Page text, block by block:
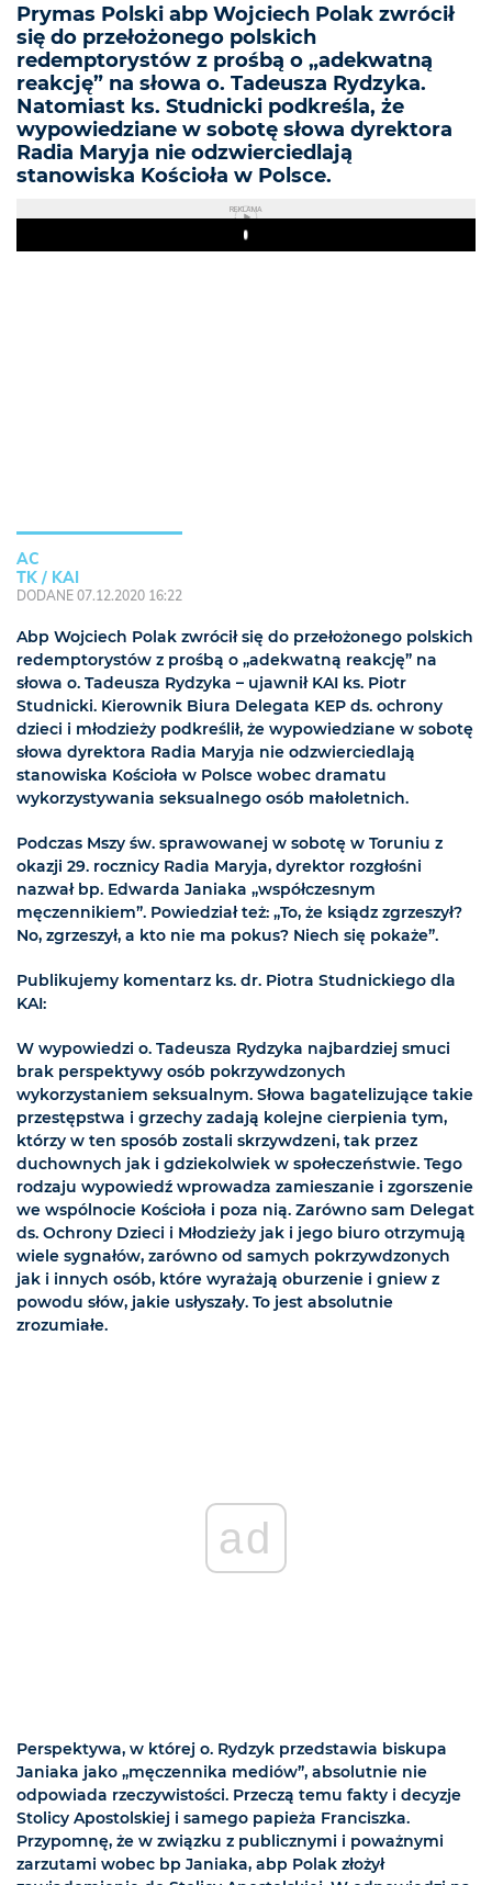
Prymas Polski abp Wojciech Polak zwrócił
się do przełożonego polskich
redemptorystów z prośbą o „adekwatną
reakcję” na słowa o. Tadeusza Rydzyka.
Natomiast ks. Studnicki podkreśla, że
wypowiedziane w sobotę słowa dyrektora
Radia Maryja nie odzwierciedlają
stanowiska Kościoła w Polsce.
REKLAMA
Play
AC
TK / KAI
DODANE 07.12.2020 16:22
Abp Wojciech Polak zwrócił się do przełożonego polskich
redemptorystów z prośbą o „adekwatną reakcję” na
słowa o. Tadeusza Rydzyka – ujawnił KAI ks. Piotr
Studnicki. Kierownik Biura Delegata KEP ds. ochrony
dzieci i młodzieży podkreślił, że wypowiedziane w sobotę
słowa dyrektora Radia Maryja nie odzwierciedlają
stanowiska Kościoła w Polsce wobec dramatu
wykorzystywania seksualnego osób małoletnich.
Podczas Mszy św. sprawowanej w sobotę w Toruniu z
okazji 29. rocznicy Radia Maryja, dyrektor rozgłośni
nazwał bp. Edwarda Janiaka „współczesnym
męczennikiem”. Powiedział też: „To, że ksiądz zgrzeszył?
No, zgrzeszył, a kto nie ma pokus? Niech się pokaże”.
Publikujemy komentarz ks. dr. Piotra Studnickiego dla
KAI:
W wypowiedzi o. Tadeusza Rydzyka najbardziej smuci
brak perspektywy osób pokrzywdzonych
wykorzystaniem seksualnym. Słowa bagatelizujące takie
przestępstwa i grzechy zadają kolejne cierpienia tym,
którzy w ten sposób zostali skrzywdzeni, tak przez
duchownych jak i gdziekolwiek w społeczeństwie. Tego
rodzaju wypowiedź wprowadza zamieszanie i zgorszenie
we wspólnocie Kościoła i poza nią. Zarówno sam Delegat
ds. Ochrony Dzieci i Młodzieży jak i jego biuro otrzymują
wiele sygnałów, zarówno od samych pokrzywdzonych
jak i innych osób, które wyrażają oburzenie i gniew z
powodu słów, jakie usłyszały. To jest absolutnie
zrozumiałe.
ad
Perspektywa, w której o. Rydzyk przedstawia biskupa
Janiaka jako „męczennika mediów”, absolutnie nie
odpowiada rzeczywistości. Przeczą temu fakty i decyzje
Stolicy Apostolskiej i samego papieża Franciszka.
Przypomnę, że w związku z publicznymi i poważnymi
zarzutami wobec bp Janiaka, abp Polak złożył